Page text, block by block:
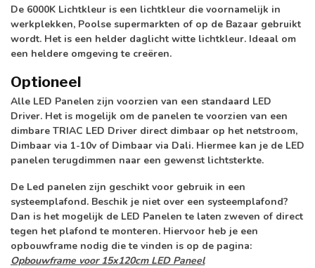
De 6000K Lichtkleur is een lichtkleur die voornamelijk in
werkplekken, Poolse supermarkten of op de Bazaar gebruikt
wordt. Het is een helder daglicht witte lichtkleur. Ideaal om
een heldere omgeving te creëren.
Optioneel
Alle LED Panelen zijn voorzien van een standaard LED
Driver. Het is mogelijk om de panelen te voorzien van een
dimbare TRIAC LED Driver direct dimbaar op het netstroom,
Dimbaar via 1-10v of Dimbaar via Dali. Hiermee kan je de LED
panelen terugdimmen naar een gewenst lichtsterkte.
De Led panelen zijn geschikt voor gebruik in een
systeemplafond. Beschik je niet over een systeemplafond?
Dan is het mogelijk de LED Panelen te laten zweven of direct
tegen het plafond te monteren. Hiervoor heb je een
opbouwframe nodig die te vinden is op de pagina:
Opbouwframe voor 15x120cm LED Paneel